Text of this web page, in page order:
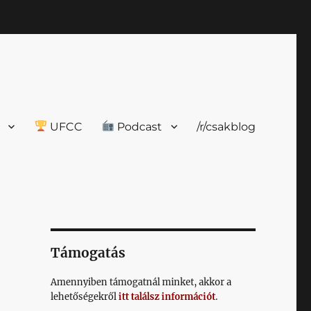
UFCC Podcast /r/csakblog
Támogatás
Amennyiben támogatnál minket, akkor a
lehetőségekrőlitt találsz információt.